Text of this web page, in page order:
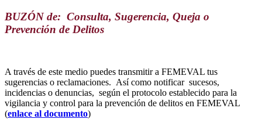
BUZÓN de: Consulta, Sugerencia, Queja o
Prevención de Delitos
A través de este medio puedes transmitir a FEMEVAL tus
sugerencias o reclamaciones. Así como notificar sucesos,
incidencias o denuncias, según el protocolo establecido para la
vigilancia y control para la prevención de delitos en FEMEVAL
(enlace al documento)